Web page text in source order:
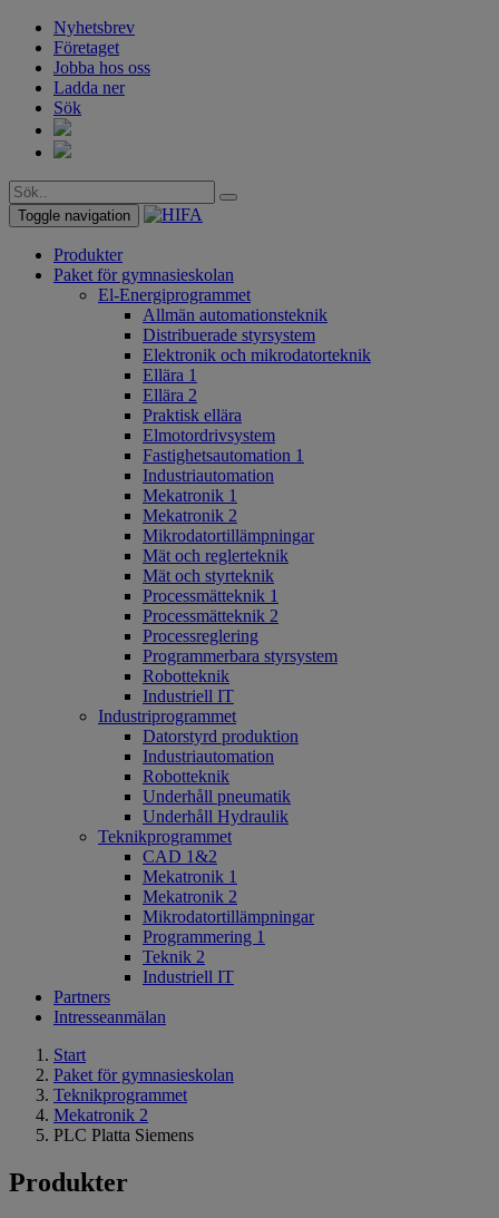
Nyhetsbrev
Företaget
Jobba hos oss
Ladda ner
Sök
Toggle navigation
Produkter
Paket för gymnasieskolan
El-Energiprogrammet
Allmän automationsteknik
Distribuerade styrsystem
Elektronik och mikrodatorteknik
Ellära 1
Ellära 2
Praktisk ellära
Elmotordrivsystem
Fastighetsautomation 1
Industriautomation
Mekatronik 1
Mekatronik 2
Mikrodatortillämpningar
Mät och reglerteknik
Mät och styrteknik
Processmätteknik 1
Processmätteknik 2
Processreglering
Programmerbara styrsystem
Robotteknik
Industriell IT
Industriprogrammet
Datorstyrd produktion
Industriautomation
Robotteknik
Underhåll pneumatik
Underhåll Hydraulik
Teknikprogrammet
CAD 1&2
Mekatronik 1
Mekatronik 2
Mikrodatortillämpningar
Programmering 1
Teknik 2
Industriell IT
Partners
Intresseanmälan
Start
Paket för gymnasieskolan
Teknikprogrammet
Mekatronik 2
PLC Platta Siemens
Produkter